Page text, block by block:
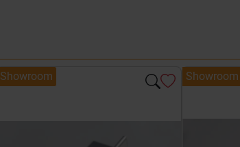
Showroom Showroom